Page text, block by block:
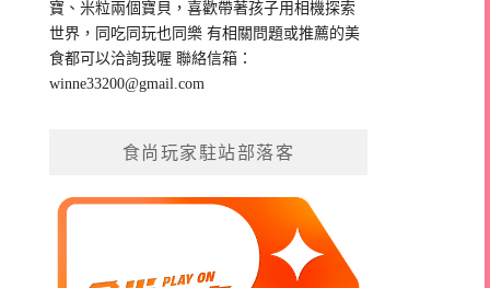
寶、米粒兩個寶貝，喜歡帶著孩子用相機探索
世界，同吃同玩也同樂 有相關問題或推薦的美
食都可以洽詢我喔 聯絡信箱：
winne33200@gmail.com
食尚玩家駐站部落客